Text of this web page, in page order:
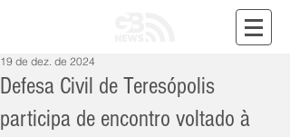
Defesa Civil de Teresópolis
participa de encontro voltado à
19 de dez. de 2024